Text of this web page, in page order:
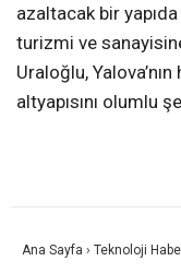
azaltacak bir
turizmi ve
Uraloğlu,
altyapısını olumlu
Ana Sayfa › Teknoloji